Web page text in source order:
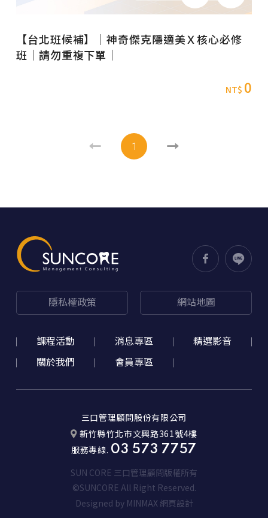
【台北班候補】｜神奇傑克隱適美Ｘ核心必修
班｜請勿重複下單｜
NT$ 0
1
隱私權政策 網站地圖
課程活動 消息專區
精選影音
關於我們
會員專區
三口管理顧問股份有限公司
新竹縣竹北市文興路361號4樓
服務專線. 03 573 7757
SUN CORE 三口管理顧問版權所有
©SUNCORE All Right Reserved.
Designed by MINMAX 網頁設計